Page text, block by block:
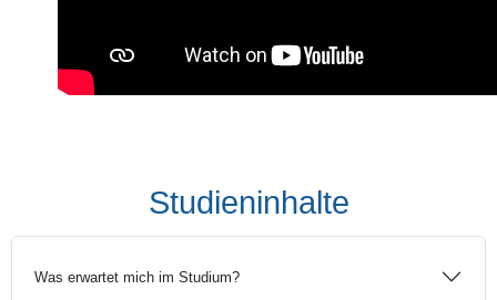
Studieninhalte
Was erwartet mich im Studium?